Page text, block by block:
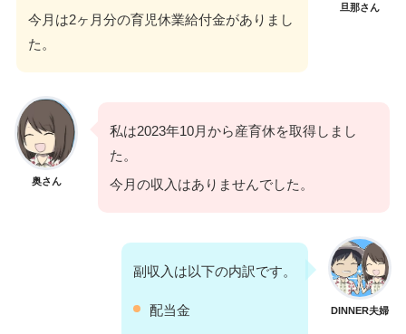
旦那さん
今月は2ヶ月分の育児休業給付金がありまし
た。
奥さん
私は2023年10月から産育休を取得しまし
た。
今月の収入はありませんでした。
DINNER夫婦
副収入は以下の内訳です。
配当金